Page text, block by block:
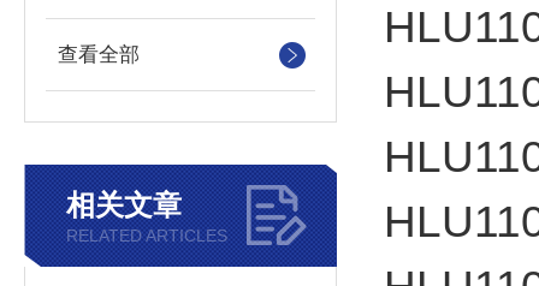
查看全部
相关文章
RELATED ARTICLES